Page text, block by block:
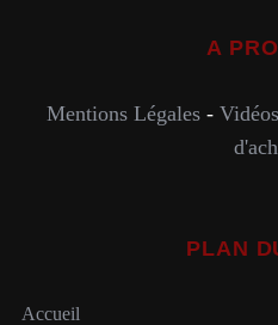
A
Mentions Légales- Vidéos
PLAN
Accueil